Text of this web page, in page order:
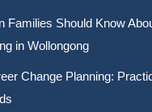
Families Should Know
in Wollongong
Change Planning: